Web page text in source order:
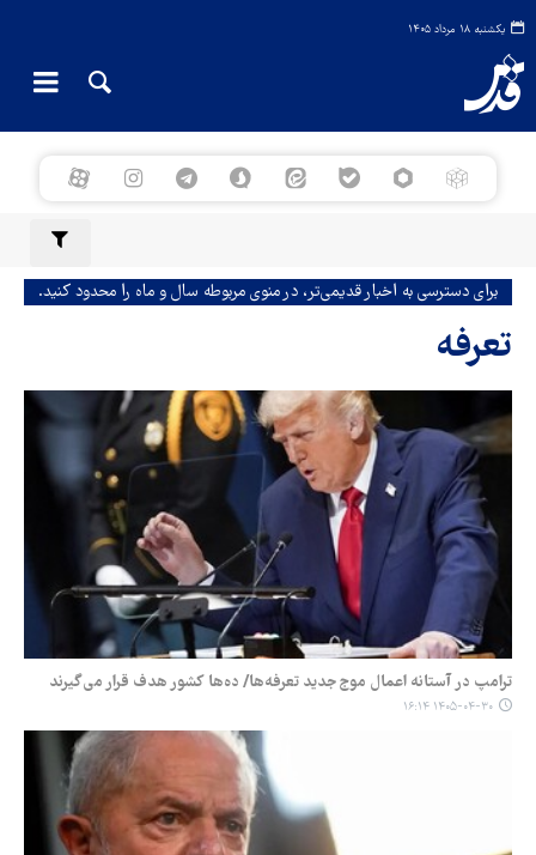
یکشنبه ۱۸ مرداد ۱۴۰۵
برای دسترسی به اخبار قدیمی‌تر، در منوی مربوطه سال و ماه را محدود کنید.
تعرفه
ترامپ در آستانه اعمال موج جدید تعرفه‌ها/ ده‌ها کشور هدف قرار می‌گیرند
۱۴۰۵-۰۴-۳۰ ۱۶:۱۴